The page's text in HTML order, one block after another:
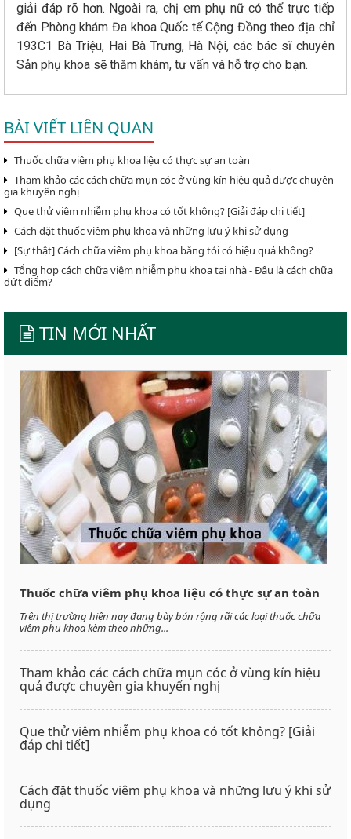
giải đáp rõ hơn. Ngoài ra, chị em phụ nữ có thể trực tiếp
đến Phòng khám Đa khoa Quốc tế Cộng Đồng theo địa chỉ
193C1 Bà Triệu, Hai Bà Trưng, Hà Nội, các bác sĩ chuyên
Sản phụ khoa sẽ thăm khám, tư vấn và hỗ trợ cho bạn.
BÀI VIẾT LIÊN QUAN
Thuốc chữa viêm phụ khoa liệu có thực sự an toàn
Tham khảo các cách chữa mụn cóc ở vùng kín hiệu quả được chuyên
gia khuyến nghị
Que thử viêm nhiễm phụ khoa có tốt không? [Giải đáp chi tiết]
Cách đặt thuốc viêm phụ khoa và những lưu ý khi sử dụng
[Sự thật] Cách chữa viêm phụ khoa bằng tỏi có hiệu quả không?
Tổng hợp cách chữa viêm nhiễm phụ khoa tại nhà - Đâu là cách chữa
dứt điểm?
TIN MỚI NHẤT
Thuốc chữa viêm phụ khoa liệu có thực sự an toàn
Trên thị trường hiện nay đang bày bán rộng rãi các loại thuốc chữa
viêm phụ khoa kèm theo những...
Tham khảo các cách chữa mụn cóc ở vùng kín hiệu
quả được chuyên gia khuyến nghị
Que thử viêm nhiễm phụ khoa có tốt không? [Giải
đáp chi tiết]
Cách đặt thuốc viêm phụ khoa và những lưu ý khi sử
dụng